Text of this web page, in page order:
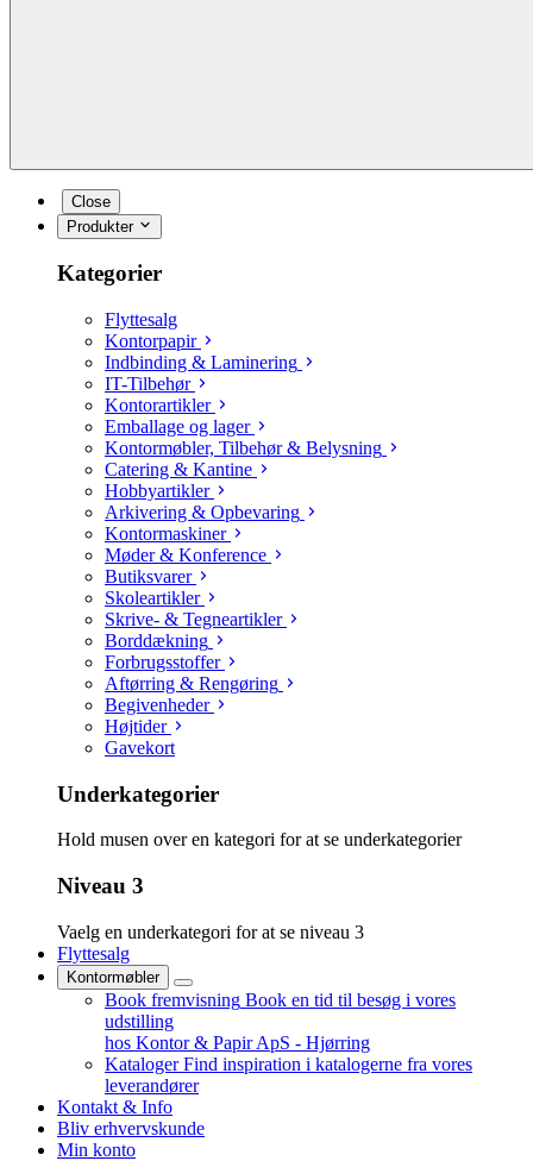
Close
Produkter
Kategorier
Flyttesalg
Kontorpapir
Indbinding & Laminering
IT-Tilbehør
Kontorartikler
Emballage og lager
Kontormøbler, Tilbehør & Belysning
Catering & Kantine
Hobbyartikler
Arkivering & Opbevaring
Kontormaskiner
Møder & Konference
Butiksvarer
Skoleartikler
Skrive- & Tegneartikler
Borddækning
Forbrugsstoffer
Aftørring & Rengøring
Begivenheder
Højtider
Gavekort
Underkategorier
Hold musen over en kategori for at se underkategorier
Niveau 3
Vaelg en underkategori for at se niveau 3
Flyttesalg
Kontormøbler
Book fremvisning Book en tid til besøg i vores
udstilling
hos Kontor & Papir ApS - Hjørring
Kataloger Find inspiration i katalogerne fra vores
leverandører
Kontakt & Info
Bliv erhvervskunde
Min konto